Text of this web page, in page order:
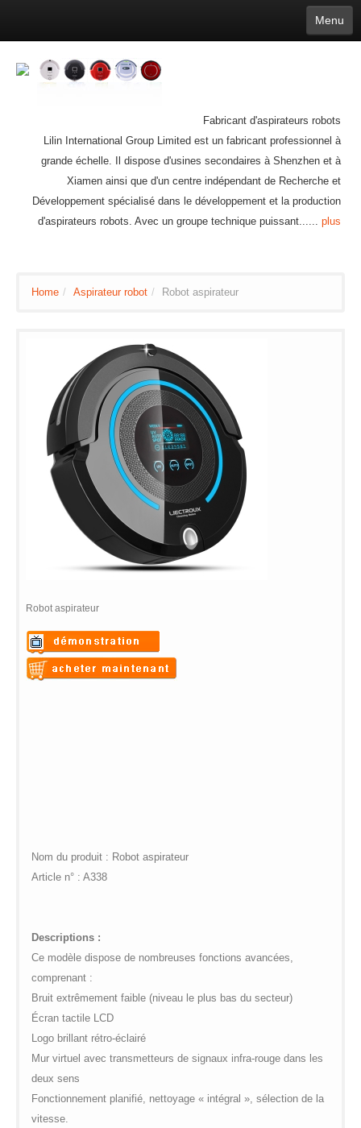
Menu
Deutsch
Português 日本語
Mongolian bāṅlā Norsk
Türkçe
Ўзбек тили
india Tiếng Việt
íslenska
Estonia Bulgarian Ukrainian Slovenčina
Fabricant d'aspirateurs robots
Lilin International Group Limited est un fabricant professionnel à
grande échelle. Il dispose d'usines secondaires à Shenzhen et à
Xiamen ainsi que d'un centre indépendant de Recherche et
Développement spécialisé dans le développement et la production
d'aspirateurs robots. Avec un groupe technique puissant...... plus
Home / Aspirateur robot / Robot aspirateur
Robot aspirateur
Warning: Undefined variable
$vii_demo_video_text in
Nom du produit : Robot aspirateur
Article n° : A338
Descriptions :
Ce modèle dispose de nombreuses fonctions avancées,
comprenant :
Bruit extrêmement faible (niveau le plus bas du secteur)
Écran tactile LCD
Logo brillant rétro-éclairé
Mur virtuel avec transmetteurs de signaux infra-rouge dans les
deux sens
Fonctionnement planifié, nettoyage « intégral », sélection de la
vitesse.